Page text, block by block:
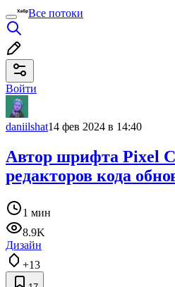
Все потоки
Войти
daniilshat14 фев 2024 в 14:40
Автор шрифта Pixel
редакторов кода
1 мин
8.9K
Дизайн
+13